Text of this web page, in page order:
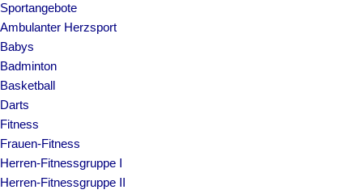
Sportangebote
Ambulanter Herzsport
Babys
Badminton
Basketball
Darts
Fitness
Frauen-Fitness
Herren-Fitnessgruppe I
Herren-Fitnessgruppe II